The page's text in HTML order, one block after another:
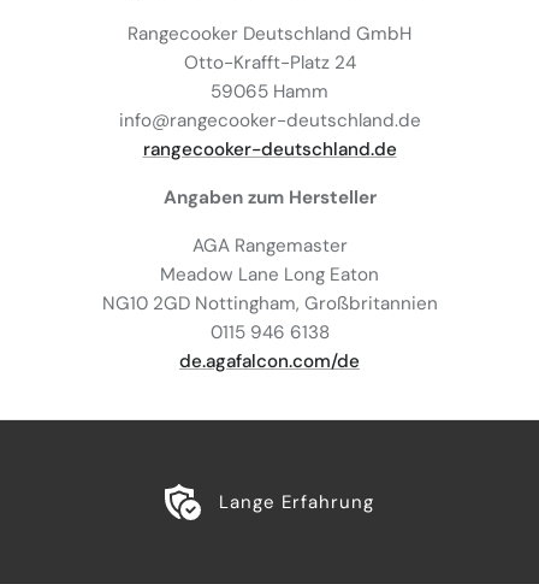
Rangecooker Deutschland GmbH
Otto-Krafft-Platz 24
59065 Hamm
info@rangecooker-deutschland.de
rangecooker-deutschland.de
Angaben zum Hersteller
AGA Rangemaster
Meadow Lane Long Eaton
NG10 2GD Nottingham, Großbritannien
0115 946 6138
de.agafalcon.com/de
Lange Erfahrung